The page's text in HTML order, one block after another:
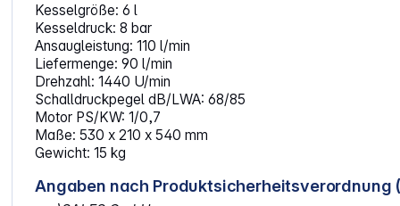
Kesselgröße: 6 l
Kesseldruck: 8 bar
Ansaugleistung: 110 l/min
Liefermenge: 90 l/min
Drehzahl: 1440 U/min
Schalldruckpegel dB/LWA: 68/85
Motor PS/KW: 1/0,7
Maße: 530 x 210 x 540 mm
Gewicht: 15 kg
Angaben nach Produktsicherheitsverordnung